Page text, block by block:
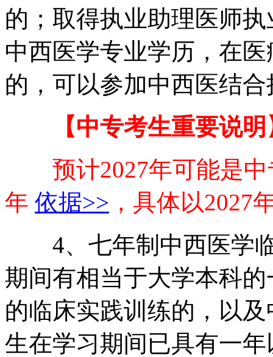
的；取得执业助理医师
中西医学专业学历，在
的，可以参加中西医结
【中专考生重要说明
预计2027年可能是
年 依据>> ，具体以2027
4、七年制中西医学临
期间有相当于大学本科
的临床实践训练的，以
生在学习期间已具有一